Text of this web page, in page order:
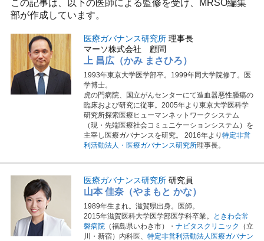
この記事は、以下の医師による監修を受け、MRSO編集
部が作成しています。
医療ガバナンス研究所理事長
マーソ株式会社 顧問
上 昌広（かみ まさひろ）
1993年東京大学医学部卒。1999年同大学院修了。医
学博士。
虎の門病院、国立がんセンターにて造血器悪性腫瘍の
臨床および研究に従事。2005年より東京大学医科学
研究所探索医療ヒューマンネットワークシステム
（現・先端医療社会コミュニケーションシステム）を
主宰し医療ガバナンスを研究。 2016年より 特定非営
利活動法人・医療ガバナンス研究所理事長。
医療ガバナンス研究所研究員
山本 佳奈（やまもと かな）
1989年生まれ。滋賀県出身。医師。
2015年滋賀医科大学医学部医学科卒業。
ときわ会常
磐病院（福島県いわき市）・ ナビタスクリニック
（立
川・新宿）内科医、 特定非営利活動法人医療ガバナン